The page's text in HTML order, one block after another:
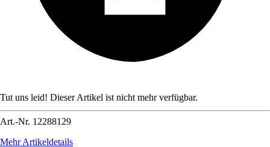
Tut uns leid! Dieser Artikel ist nicht mehr verfügbar.
Art.-Nr. 12288129
Mehr Artikeldetails